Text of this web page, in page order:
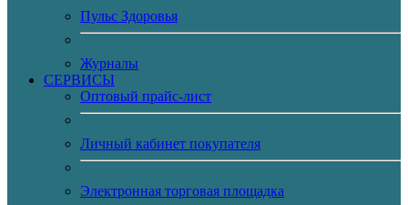
Пульс Здоровья
Журналы
CЕРВИСЫ
Оптовый прайс-лист
Личный кабинет покупателя
Электронная торговая площадка